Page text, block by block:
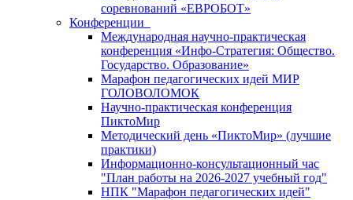
соревнований «ЕВРОБОТ»
Конференции
Международная научно-практическая
конференция «Инфо-Стратегия: Общество.
Государство. Образование»
Марафон педагогических идей МИР
ГОЛОВОЛОМОК
Научно-практическая конференция
ПиктоМир
Методический день «ПиктоМир» (лучшие
практики)
Информационно-консультационный час
"План работы на 2026-2027 учебный год"
НПК "Марафон педагогических идей"